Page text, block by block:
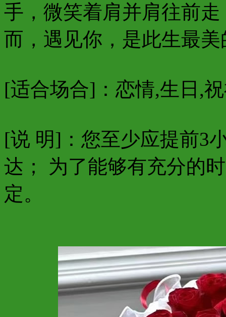
手，微笑着肩并肩往前
而，遇见你，是此生最
[适合场合]：恋情,生日,
[说 明]：您至少应提前3
达； 为了能够有充分的
定。